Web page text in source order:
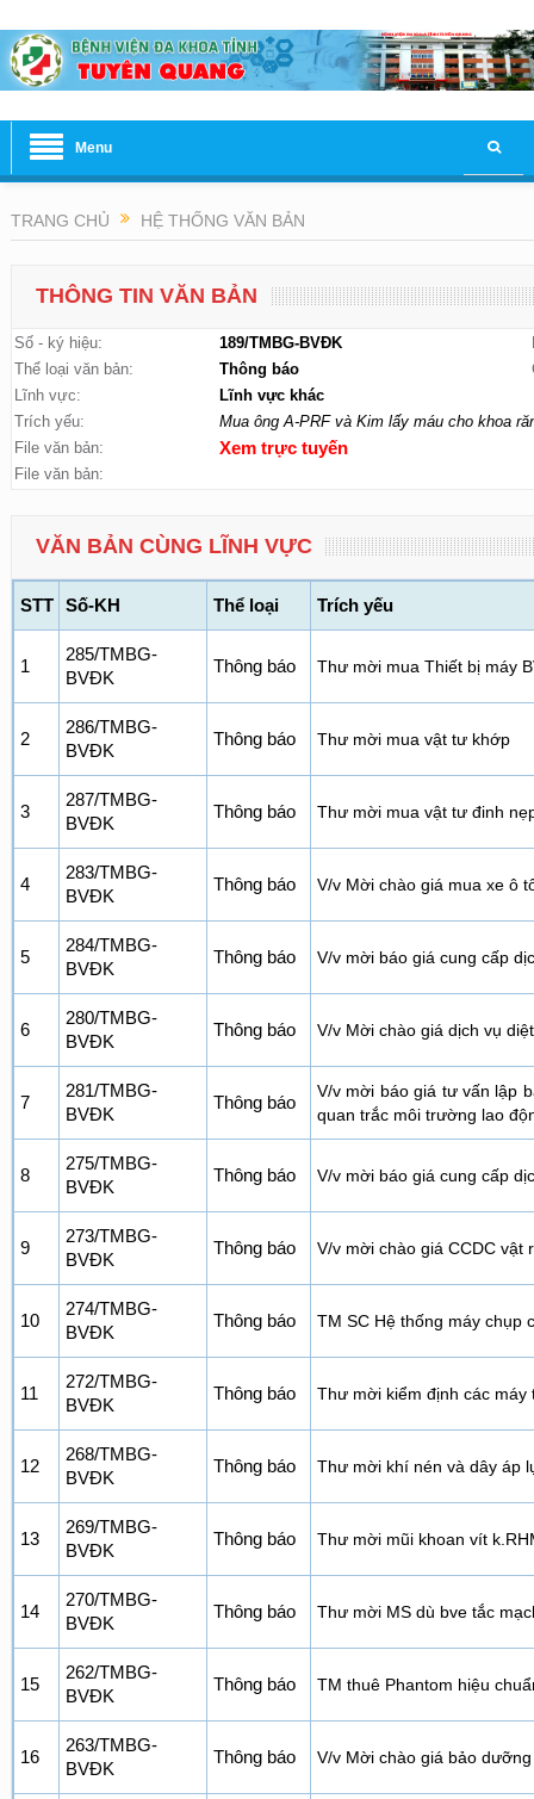
Menu
TRANG CHỦ HỆ THỐNG VĂN BẢN
THÔNG TIN VĂN BẢN
Số - ký hiệu: 189/TMBG-BVĐK
Thể loại văn bản:
Thông báo
Lĩnh vực:
Lĩnh vực khác
Trích yếu:
Mua ông A-PRF và Kim lấy máu cho khoa
File văn bản:
Xem trực tuyến
File văn bản:
VĂN BẢN CÙNG LĨNH VỰC
STT Số-KH Thể loại Trích yếu
1
285/TMBG-
BVĐK
Thông báo Thư mời mua Thiết bị máy
2
286/TMBG-
BVĐK
Thông báo Thư mời mua vật tư khớp
3
287/TMBG-
BVĐK
Thông báo Thư mời mua vật tư đinh
4
283/TMBG-
BVĐK
Thông báo V/v Mời chào giá mua xe ô
5
284/TMBG-
BVĐK
Thông báo V/v mời báo giá cung cấp
6
280/TMBG-
BVĐK
Thông báo V/v Mời chào giá dịch vụ
7
281/TMBG-
BVĐK
Thông báo
V/v mời báo giá tư vấn lập
quan trắc môi trường lao
8
275/TMBG-
BVĐK
Thông báo V/v mời báo giá cung cấp
9
273/TMBG-
BVĐK
Thông báo V/v mời chào giá CCDC vật
10
274/TMBG-
BVĐK
Thông báo TM SC Hệ thống máy chụp
11
272/TMBG-
BVĐK
Thông báo Thư mời kiểm định các máy
12
268/TMBG-
BVĐK
Thông báo Thư mời khí nén và dây áp
13
269/TMBG-
BVĐK
Thông báo Thư mời mũi khoan vít
14
270/TMBG-
BVĐK
Thông báo Thư mời MS dù bve tắc
15
262/TMBG-
BVĐK
Thông báo TM thuê Phantom hiệu
16
263/TMBG-
BVĐK
Thông báo V/v Mời chào giá bảo